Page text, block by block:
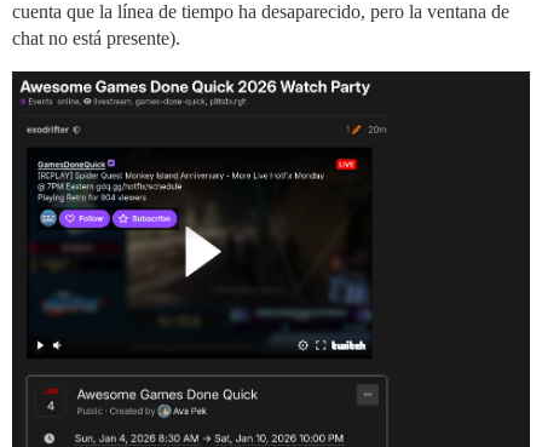
cuenta que la línea de tiempo ha desaparecido, pero la ventana de
chat no está presente).